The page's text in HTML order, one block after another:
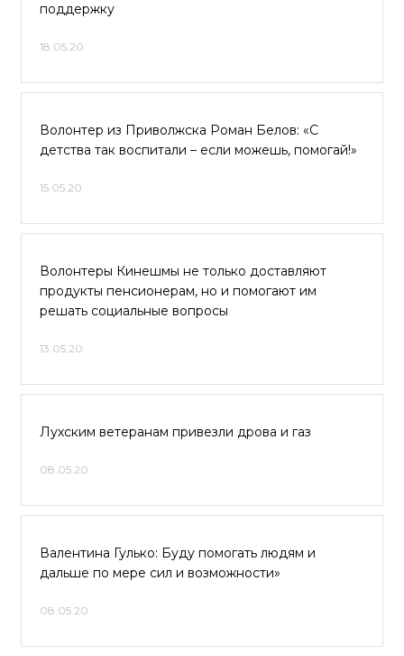
поддержку
18.05.20
Волонтер из Приволжска Роман Белов: «С
детства так воспитали – если можешь, помогай!»
15.05.20
Волонтеры Кинешмы не только доставляют
продукты пенсионерам, но и помогают им
решать социальные вопросы
13.05.20
Лухским ветеранам привезли дрова и газ
08.05.20
Валентина Гулько: Буду помогать людям и
дальше по мере сил и возможности»
08.05.20